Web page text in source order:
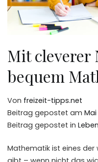
Mit cleverer
bequem
Von freizeit-tipps.net
Beitrag gepostet am Mai
Beitrag gepostet in Leben
Mathematik ist eines der